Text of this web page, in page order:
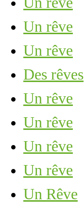
Un rêve
Un rêve
Des rêves
Un rêve
Un rêve
Un rêve
Un rêve
Un Rêve